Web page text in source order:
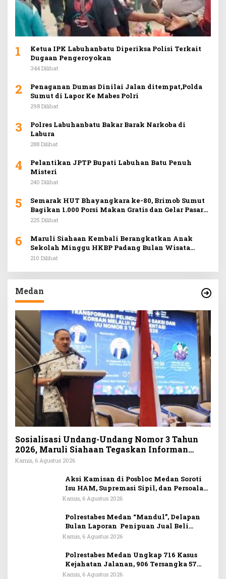
1
Ketua IPK Labuhanbatu Diperiksa Polisi Terkait
Dugaan Pengeroyokan
344 Dilihat
2
Penaganan Dumas Dinilai Jalan ditempat,Polda
Sumut di Lapor Ke Mabes Polri
298 Dilihat
3
Polres Labuhanbatu Bakar Barak Narkoba di
Labura
288 Dilihat
4
Pelantikan JPTP Bupati Labuhan Batu Penuh
Misteri
240 Dilihat
5
Semarak HUT Bhayangkara ke-80, Brimob Sumut
Bagikan 1.000 Porsi Makan Gratis dan Gelar Pasar
Murah di Car Free Day Medan
225 Dilihat
6
Maruli Siahaan Kembali Berangkatkan Anak
Sekolah Minggu HKBP Padang Bulan Wisata
Rohani ke Hill Park
210 Dilihat
Medan
Sosialisasi Undang-Undang Nomor 3 Tahun
2026, Maruli Siahaan Tegaskan Informan
Wajib Dapat Perlindungan LPSK
Kamis, 6 Agustus 2026
Aksi Kamisan di Posbloc Medan Soroti
Isu HAM, Supremasi Sipil, dan Persoalan
Agraria
Kamis, 6 Agustus 2026
Polrestabes Medan “Mandul”, Delapan
Bulan Laporan Penipuan Jual Beli
Rumah Tak Tuntas
Kamis, 6 Agustus 2026
Polrestabes Medan Ungkap 716 Kasus
Kejahatan Jalanan, 906 Tersangka 57
Ditembak
Kamis, 6 Agustus 2026